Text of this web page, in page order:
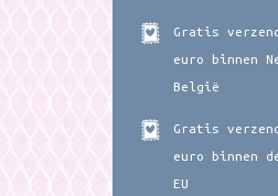
Gratis
euro binnen
België
Gratis
euro binnen
EU